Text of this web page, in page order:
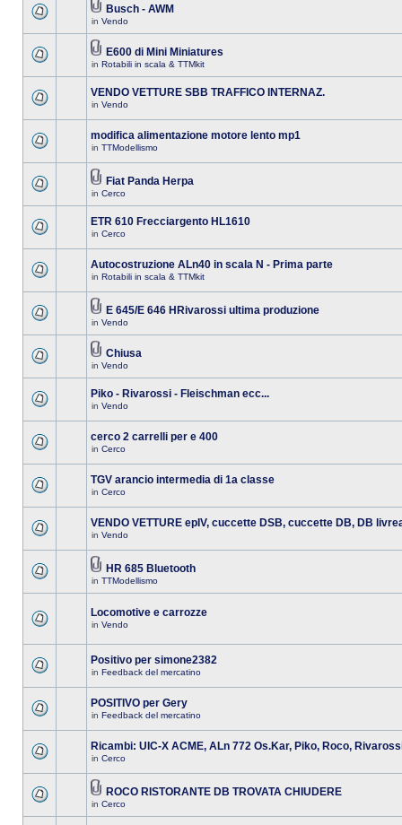
Busch - AWM
in Vendo
E600 di Mini Miniatures
in Rotabili in scala & TTMkit
VENDO VETTURE SBB TRAFFICO INTERNAZ.
in Vendo
modifica alimentazione motore lento mp1
in TTModellismo
Fiat Panda Herpa
in Cerco
ETR 610 Frecciargento HL1610
in Cerco
Autocostruzione ALn40 in scala N - Prima parte
in Rotabili in scala & TTMkit
E 645/E 646 HRivarossi ultima produzione
in Vendo
Chiusa
in Vendo
Piko - Rivarossi - Fleischman ecc...
in Vendo
cerco 2 carrelli per e 400
in Cerco
TGV arancio intermedia di 1a classe
in Cerco
VENDO VETTURE epIV, cuccette DSB, cuccette DB, DB
in Vendo
HR 685 Bluetooth
in TTModellismo
Locomotive e carrozze
in Vendo
Positivo per simone2382
in Feedback del mercatino
POSITIVO per Gery
in Feedback del mercatino
Ricambi: UIC-X ACME, ALn 772 Os.Kar, Piko, Roco,
in Cerco
ROCO RISTORANTE DB TROVATA CHIUDERE
in Cerco